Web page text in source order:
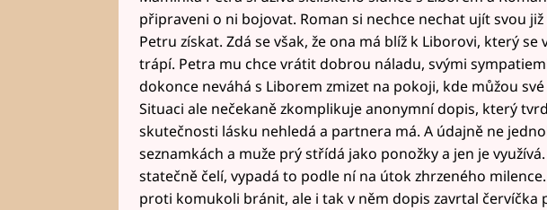
připraveni o ni bojovat. Roman si nechce nechat ujít svou
Petru získat. Zdá se však, že ona má blíž k Liborovi, který
trápí. Petra mu chce vrátit dobrou náladu, svými
dokonce neváhá s Liborem zmizet na pokoji, kde můžou
Situaci ale nečekaně zkomplikuje anonymní dopis, který
skutečnosti lásku nehledá a partnera má. A údajně ne
seznamkách a muže prý střídá jako ponožky a jen je
statečně čelí, vypadá to podle ní na útok zhrzeného
proti komukoli bránit, ale i tak v něm dopis zavrtal červíčka